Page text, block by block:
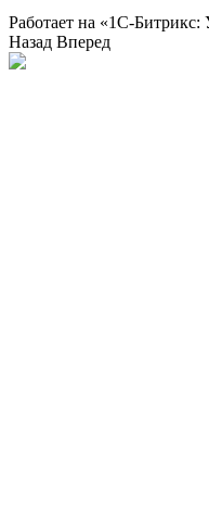
Работает на «1С-Битрикс:
Назад Вперед